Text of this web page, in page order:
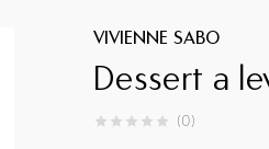
VIVIENNE SABO
Dessert a
0из 0 (0)